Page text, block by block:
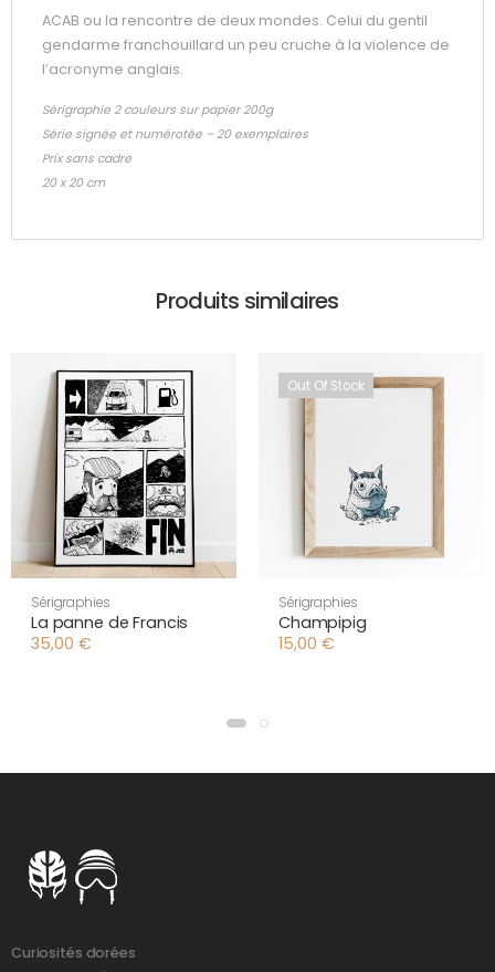
ACAB ou la rencontre de deux mondes. Celui du gentil
gendarme franchouillard un peu cruche à la violence de
l’acronyme anglais.
Sérigraphie 2 couleurs sur papier 200g
Série signée et numérotée – 20 exemplaires
Prix sans cadre
20 x 20 cm
Produits similaires
Sérigraphies
La panne de Francis
35,00 €
Out Of Stock
Sérigraphies
Champipig
15,00 €
Curiosités dorées